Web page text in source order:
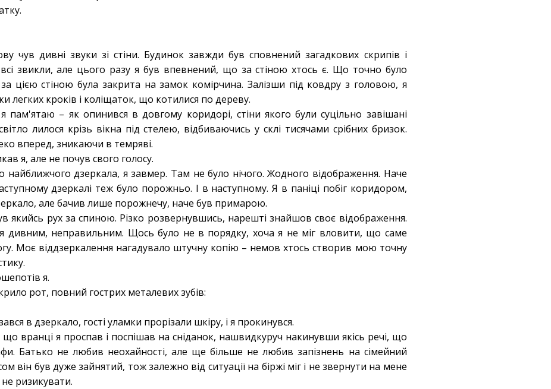
чув дивні звуки зі стіни. Будинок завжди був сповнений загадкових скрипів і
звикли, але цього разу я був впевнений, що за стіною хтось є. Що точно було
цією стіною була закрита на замок комірчина. Залізши під ковдру з головою, я
легких кроків і коліщаток, що котилися по дереву.
пам'ятаю – як опинився в довгому коридорі, стіни якого були суцільно завішані
лилося крізь вікна під стелею, відбиваючись у склі тисячами срібних бризок.
вперед, зникаючи в темряві.
я, але не почув свого голосу.
найближчого дзеркала, я завмер. Там не було нічого. Жодного відображення. Наче
дзеркалі теж було порожньо. І в наступному. Я в паніці побіг коридором,
але бачив лише порожнечу, наче був примарою.
якийсь рух за спиною. Різко розвернувшись, нарешті знайшов своє відображення.
дивним, неправильним. Щось було не в порядку, хоча я не міг вловити, що саме
Моє віддзеркалення нагадувало штучну копію – немов хтось створив мою точну
я.
рот, повний гострих металевих зубів:
в дзеркало, гості уламки прорізали шкіру, і я прокинувся.
вранці я проспав і поспішав на сніданок, нашвидкуруч накинувши якісь речі, що
Батько не любив неохайності, але ще більше не любив запізнень на сімейний
він був дуже зайнятий, тож залежно від ситуації на біржі міг і не звернути на мене
ризикувати.